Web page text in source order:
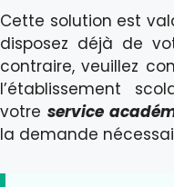
Cette solution est
disposez déjà de
contraire, veuillez
l’établissement
votreservice
la demande